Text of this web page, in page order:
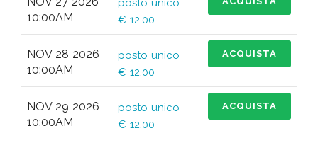
10:00AM
posto unico
€ 12,00
NOV 28 2026
10:00AM
posto unico
€ 12,00
ACQUISTA
NOV 29 2026
10:00AM
posto unico
€ 12,00
ACQUISTA